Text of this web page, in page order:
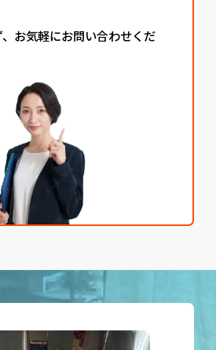
お気軽にお問い合わせくだ